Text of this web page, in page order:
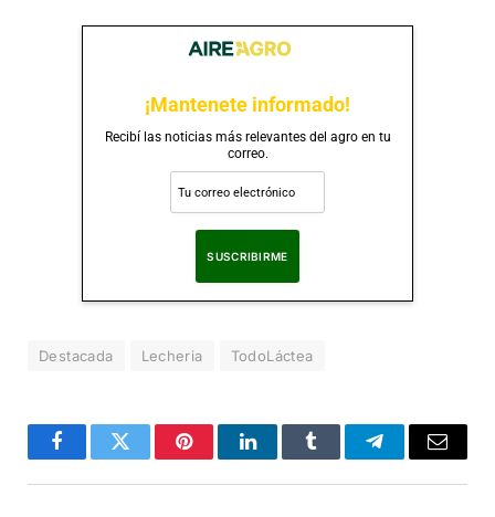
¡Mantenete informado!
Recibí las noticias más relevantes del agro en tu
correo.
Destacada Lecheria TodoLáctea
FacebookTwitter PinterestLinkedInTumblr TelegramCorreo